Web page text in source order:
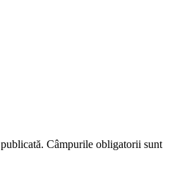
Câmpurile obligatorii sunt